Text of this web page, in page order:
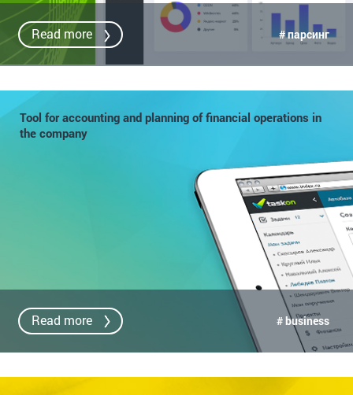
Read more # парсинг
Tool for accounting and planning of financial operations in
the company
Read more # business